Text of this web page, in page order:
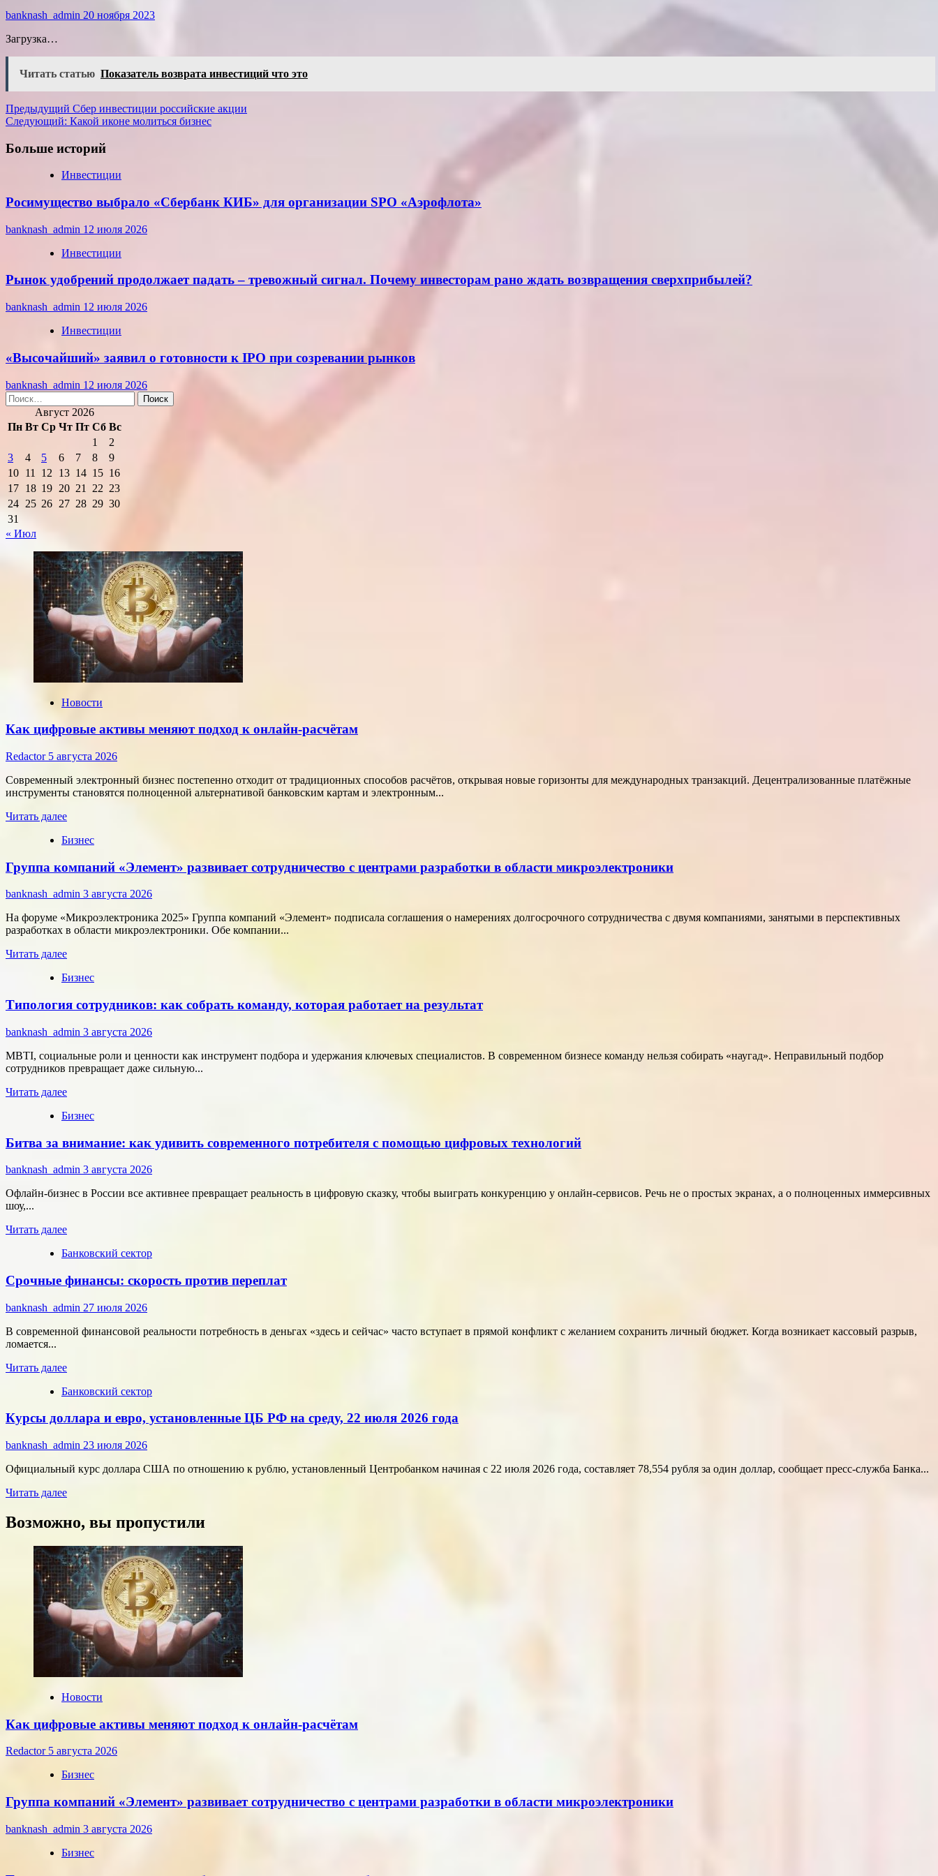
banknash_admin 20 ноября 2023
Загрузка…
Читать статью Показатель возврата инвестиций что это
Навигация
записи
Предыдущий Сбер инвестиции российские акции
Следующий: Какой иконе молиться бизнес
Больше историй
Инвестиции
Росимущество выбрало «Сбербанк КИБ» для организации SPO «Аэрофлота»
banknash_admin 12 июля 2026
Инвестиции
Рынок удобрений продолжает падать – тревожный сигнал. Почему инвесторам рано ждать возвращения сверхприбылей?
banknash_admin 12 июля 2026
Инвестиции
«Высочайший» заявил о готовности к IPO при созревании рынков
banknash_admin 12 июля 2026
Найти:
Август 2026
Пн Вт Ср Чт Пт Сб Вс
1
2
3
4 5 6 7 8
9
10 11 12 13 14 15 16
17 18 19 20 21 22 23
24 25 26 27 28 29 30
31
« Июл
Новости
Как цифровые активы меняют подход к онлайн-расчётам
Redactor 5 августа 2026
Современный электронный бизнес постепенно отходит от традиционных способов расчётов, открывая новые горизонты для международных транзакций. Децентрализованные платёжные
инструменты становятся полноценной альтернативой банковским картам и электронным...
Читать далееПрочитать
о
цифровые
меняют
к
онлайн-
Бизнес
Группа компаний «Элемент» развивает сотрудничество с центрами разработки в области микроэлектроники
banknash_admin 3 августа 2026
На форуме «Микроэлектроника 2025» Группа компаний «Элемент» подписала соглашения о намерениях долгосрочного сотрудничества с двумя компаниями, занятыми в перспективных
разработках в области микроэлектроники. Обе компании...
Читать далееПрочитать
о
компаний
«Элемент»
развивает
сотрудничество
с
центрами
в
микроэлектроники
Бизнес
Типология сотрудников: как собрать команду, которая работает на результат
banknash_admin 3 августа 2026
MBTI, социальные роли и ценности как инструмент подбора и удержания ключевых специалистов. В современном бизнесе команду нельзя собирать «наугад». Неправильный подбор
сотрудников превращает даже сильную...
Читать далееПрочитать
о
сотрудников:
собрать
команду,
которая
результат
Бизнес
Битва за внимание: как удивить современного потребителя с помощью цифровых технологий
banknash_admin 3 августа 2026
Офлайн-бизнес в России все активнее превращает реальность в цифровую сказку, чтобы выиграть конкуренцию у онлайн-сервисов. Речь не о простых экранах, а о полноценных иммерсивных
шоу,...
Читать далееПрочитать
о
за
внимание:
как
удивить
современного
помощью
технологий
Банковский сектор
Срочные финансы: скорость против переплат
banknash_admin 27 июля 2026
В современной финансовой реальности потребность в деньгах «здесь и сейчас» часто вступает в прямой конфликт с желанием сохранить личный бюджет. Когда возникает кассовый разрыв,
ломается...
Читать далееПрочитать
о
финансы:
против
Банковский сектор
Курсы доллара и евро, установленные ЦБ РФ на среду, 22 июля 2026 года
banknash_admin 23 июля 2026
Официальный курс доллара США по отношению к рублю, установленный Центробанком начиная с 22 июля 2026 года, составляет 78,554 рубля за один доллар, сообщает пресс-служба Банка...
Читать далееПрочитать
Курсы
и
евро,
установленные
ЦБ
РФ
на
среду,
22
июля
2026
года
Возможно, вы пропустили
Новости
Как цифровые активы меняют подход к онлайн-расчётам
Redactor 5 августа 2026
Бизнес
Группа компаний «Элемент» развивает сотрудничество с центрами разработки в области микроэлектроники
banknash_admin 3 августа 2026
Бизнес